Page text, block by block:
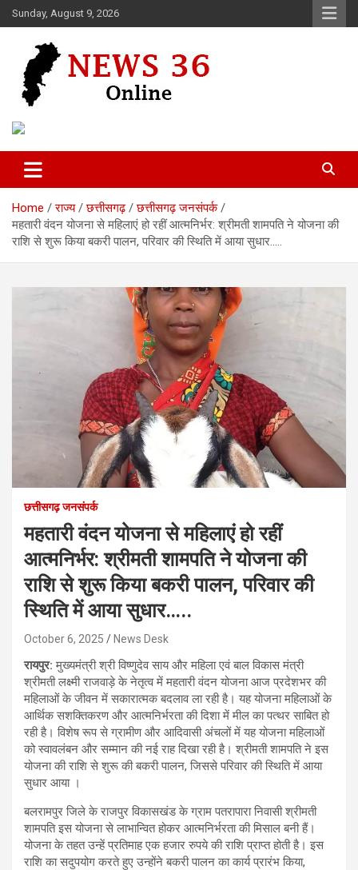
Skip
to
Sunday, August 9, 2026
News 36
Home राज्य छत्तीसगढ़
छत्तीसगढ़ जनसंपर्क
महतारी वंदन योजना से महिलाएं हो रहीं आत्मनिर्भर: श्रीमती शामपति ने योजना की
राशि से शुरू किया बकरी पालन, परिवार की स्थिति में आया सुधार…..
छत्तीसगढ़ जनसंपर्क
महतारी वंदन योजना से महिलाएं हो रहीं
आत्मनिर्भर: श्रीमती शामपति ने योजना की
राशि से शुरू किया बकरी पालन, परिवार की
स्थिति में आया सुधार…..
October 6, 2025 News Desk
रायपुर:मुख्यमंत्री श्री विष्णुदेव साय और महिला एवं बाल विकास मंत्री
श्रीमती लक्ष्मी राजवाड़े के नेतृत्व में महतारी वंदन योजना आज प्रदेशभर की
महिलाओं के जीवन में सकारात्मक बदलाव ला रही है। यह योजना महिलाओं के
आर्थिक सशक्तिकरण और आत्मनिर्भरता की दिशा में मील का पत्थर साबित हो
रही है। विशेष रूप से ग्रामीण और आदिवासी अंचलों में यह योजना महिलाओं
को स्वावलंबन और सम्मान की नई राह दिखा रही है। श्रीमती शामपति ने इस
योजना की राशि से शुरू की बकरी पालन, जिससे परिवार की स्थिति में आया
सुधार आया ।
बलरामपुर जिले के राजपुर विकासखंड के ग्राम पतरापारा निवासी श्रीमती
शामपति इस योजना से लाभान्वित होकर आत्मनिर्भरता की मिसाल बनी हैं।
योजना के तहत उन्हें प्रतिमाह एक हजार रुपये की राशि प्राप्त होती है। इस
राशि का सदुपयोग करते हुए उन्होंने बकरी पालन का कार्य प्रारंभ किया,